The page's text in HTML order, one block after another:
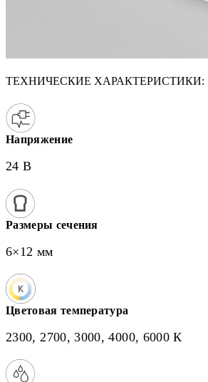
ТЕХНИЧЕСКИЕ ХАРАКТЕРИСТИКИ:
Напряжение
24 В
Размеры сечения
6×12 мм
Цветовая температура
2300, 2700, 3000, 4000, 6000 К